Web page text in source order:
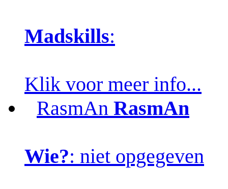
Madskills:
Klik voor meer info...
RasmAn RasmAn
Wie?: niet opgegeven